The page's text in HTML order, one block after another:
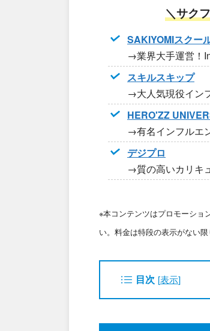
＼サク
SAKIYOMIスクー
→業界大手運営！
スキルスキップ
→大人気現役イン
HERO'ZZ
→有名インフルエ
デジプロ
→質の高いカリキ
※本コンテンツはプロモーショ
い。料金は特段の表示がない限
目次 [表示]